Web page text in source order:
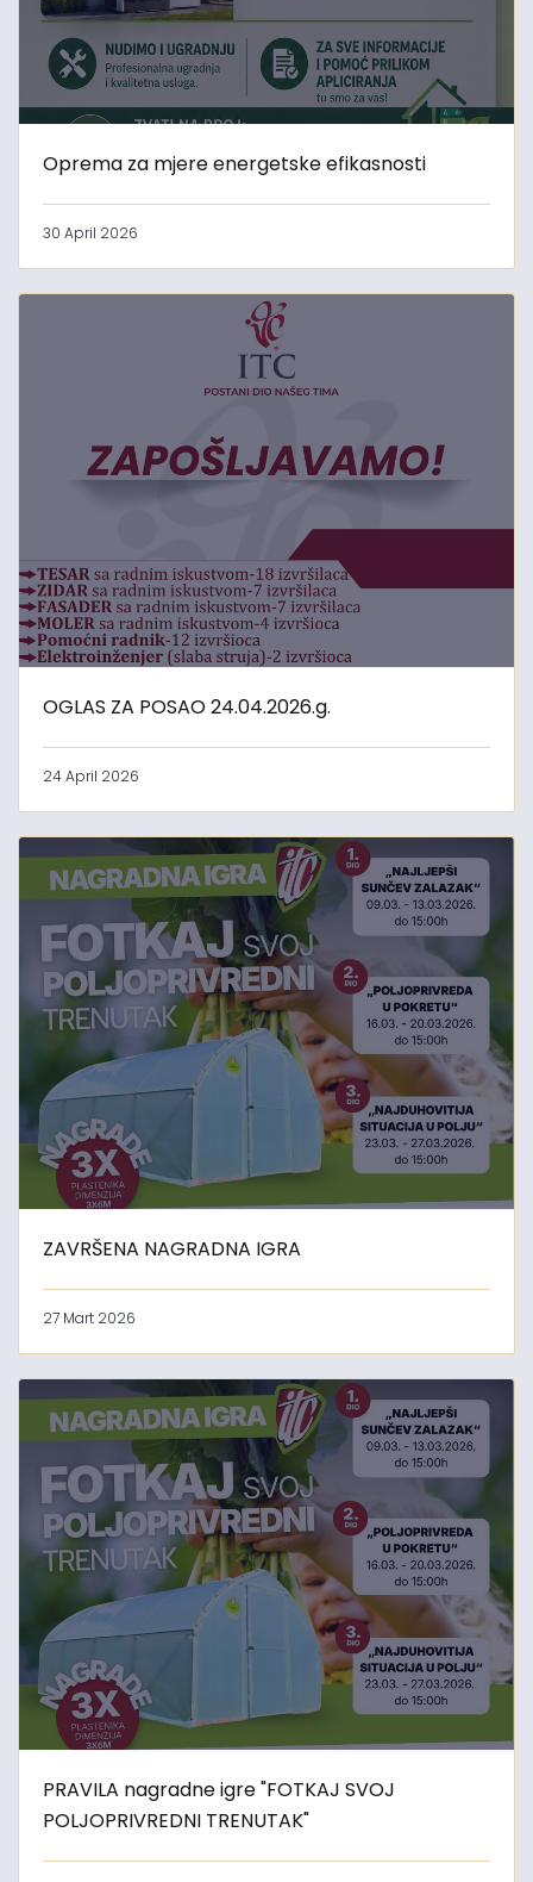
Oprema za mjere energetske efikasnosti
30 April 2026
OGLAS ZA POSAO 24.04.2026.g.
24 April 2026
ZAVRŠENA NAGRADNA IGRA
27 Mart 2026
PRAVILA nagradne igre "FOTKAJ SVOJ
POLJOPRIVREDNI TRENUTAK"